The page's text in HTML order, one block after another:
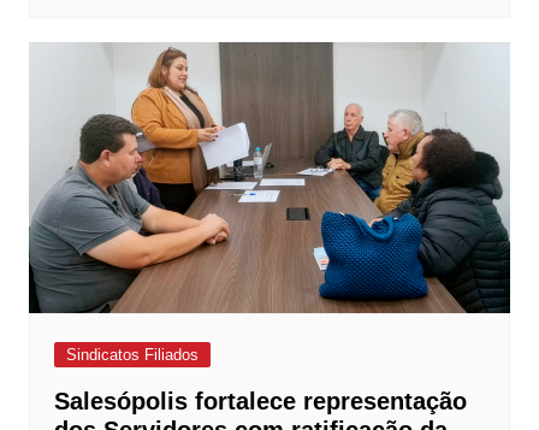
Sindicatos Filiados
Salesópolis fortalece representação